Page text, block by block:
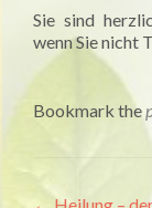
Sie sind
wenn Sie nicht
Bookmark the